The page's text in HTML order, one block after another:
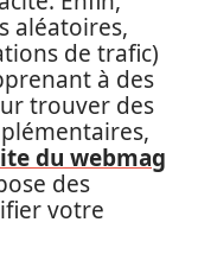
aléatoires,
de trafic)
à des
trouver des
du webmag
des
votre